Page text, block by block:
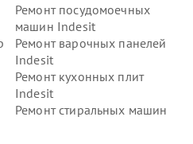
Ремонт посудомоечных
машин Indesit
Ремонт варочных панелей
Indesit
Ремонт кухонных плит
Indesit
Ремонт стиральных машин